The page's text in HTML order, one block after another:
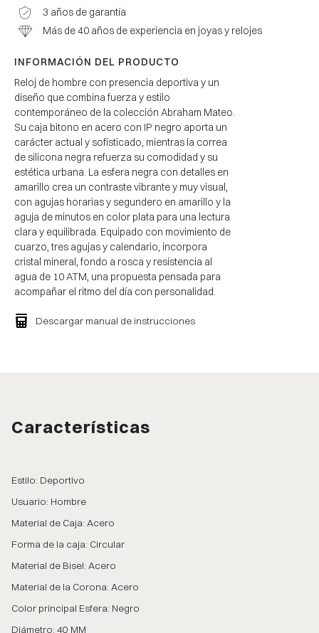
3 años de garantía
Más de 40 años de experiencia en joyas y relojes
INFORMACIÓN DEL PRODUCTO
Reloj de hombre con presencia deportiva y un
diseño que combina fuerza y estilo
contemporáneo de la colección Abraham Mateo.
Su caja bitono en acero con IP negro aporta un
carácter actual y sofisticado, mientras la correa
de silicona negra refuerza su comodidad y su
estética urbana. La esfera negra con detalles en
amarillo crea un contraste vibrante y muy visual,
con agujas horarias y segundero en amarillo y la
aguja de minutos en color plata para una lectura
clara y equilibrada. Equipado con movimiento de
cuarzo, tres agujas y calendario, incorpora
cristal mineral, fondo a rosca y resistencia al
agua de 10 ATM, una propuesta pensada para
acompañar el ritmo del día con personalidad.
Descargar manual de instrucciones
Características
Estilo: Deportivo
Usuario: Hombre
Material de Caja: Acero
Forma de la caja: Circular
Material de Bisel: Acero
Material de la Corona: Acero
Color principal Esfera: Negro
Diámetro: 40 MM